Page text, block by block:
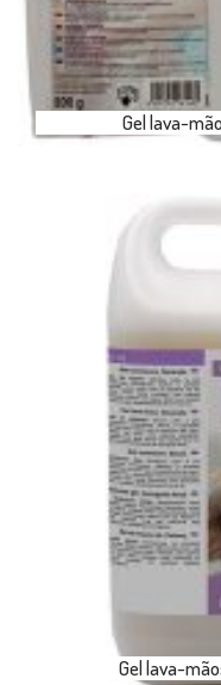
Gel lava-
Gel lava-